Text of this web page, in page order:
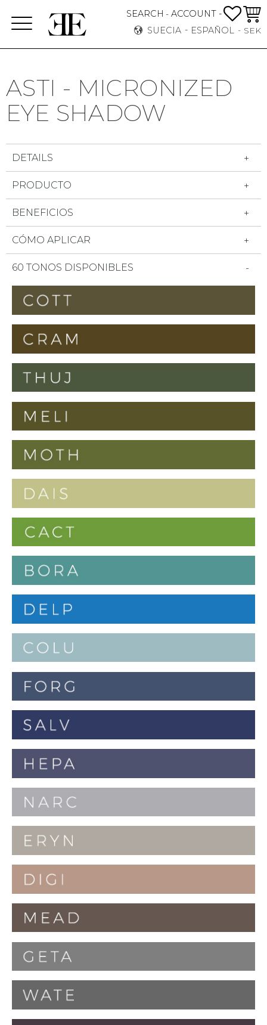
Menú
SEARCH - ACCOUNT -
SUECIA
ESPAÑOL SEK
ASTI - MICRONIZED
EYE SHADOW
DETAILS
PRODUCTO
BENEFICIOS
CÓMO APLICAR
60 TONOS DISPONIBLES